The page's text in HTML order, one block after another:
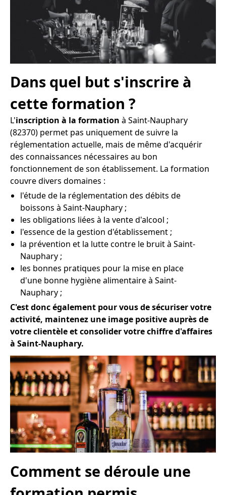
Dans quel but s'inscrire à
cette formation ?
L'inscription à la formation à Saint-Nauphary
(82370) permet pas uniquement de suivre la
réglementation actuelle, mais de même d'acquérir
des connaissances nécessaires au bon
fonctionnement de son établissement. La formation
couvre divers domaines :
l'étude de la réglementation des débits de
boissons à Saint-Nauphary ;
les obligations liées à la vente d'alcool ;
l'essence de la gestion d'établissement ;
la prévention et la lutte contre le bruit à Saint-
Nauphary ;
les bonnes pratiques pour la mise en place
d'une bonne hygiène alimentaire à Saint-
Nauphary ;
C'est donc également pour vous de sécuriser votre
activité, maintenez une image positive auprès de
votre clientèle et consolider votre chiffre d'affaires
à Saint-Nauphary.
Comment se déroule une